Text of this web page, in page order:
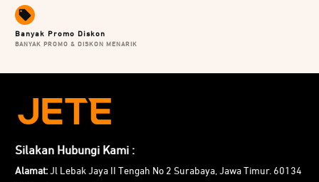
material ini kuat dan memberikan tingkat durabilitas
Banyak Promo Diskon
BANYAK PROMO & DISKON MENARIK
Silakan Hubungi Kami :
Alamat: Jl Lebak Jaya II Tengah No 2 Surabaya, Jawa Timur. 60134